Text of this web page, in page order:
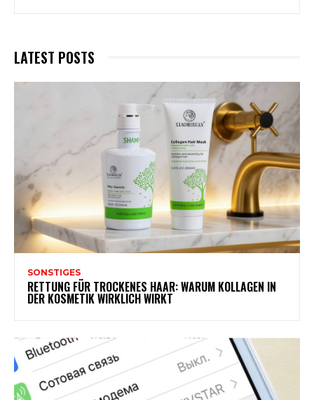
LATEST POSTS
SONSTIGES
RETTUNG FÜR TROCKENES HAAR: WARUM KOLLAGEN IN
DER KOSMETIK WIRKLICH WIRKT